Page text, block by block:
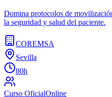
Domina protocolos de
la seguridad y salud del paciente.
COREMSA
Sevilla
80h
Curso OficialOnline